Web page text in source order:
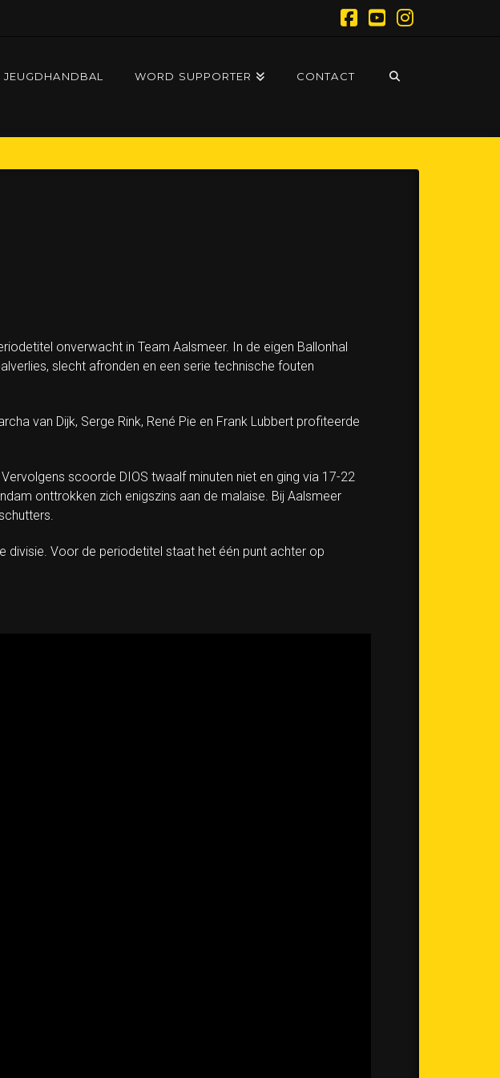
JEUGDHANDBAL WORD SUPPORTER CONTACT
onverwacht in Team Aalsmeer. In de eigen Ballonhal
slecht afronden en een serie technische fouten
van Dijk, Serge Rink, René Pie en Frank Lubbert profiteerde
scoorde DIOS twaalf minuten niet en ging via 17-22
onttrokken zich enigszins aan de malaise. Bij Aalsmeer
divisie. Voor de periodetitel staat het één punt achter op